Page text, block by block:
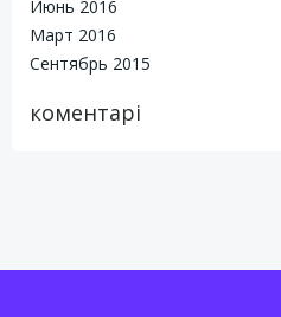
Июнь 2016
Март 2016
Сентябрь 2015
коментарі